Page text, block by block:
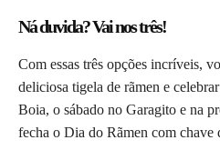
Ná duvida? Vai nos três!
Com essas três opções incríveis,
deliciosa tigela de rãmen e
Boia, o sábado no Garagito e na
fecha o Dia do Rãmen com chave